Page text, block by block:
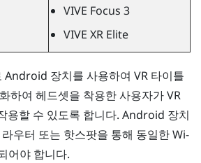
VIVE Focus 3
VIVE XR Elite
Android 장치를 사용하여 VR 타이틀
하여 헤드셋을 착용한 사용자가 VR
용할 수 있도록 합니다. Android 장치
우터 또는 핫스팟을 통해 동일한Wi‍-
어야 합니다.